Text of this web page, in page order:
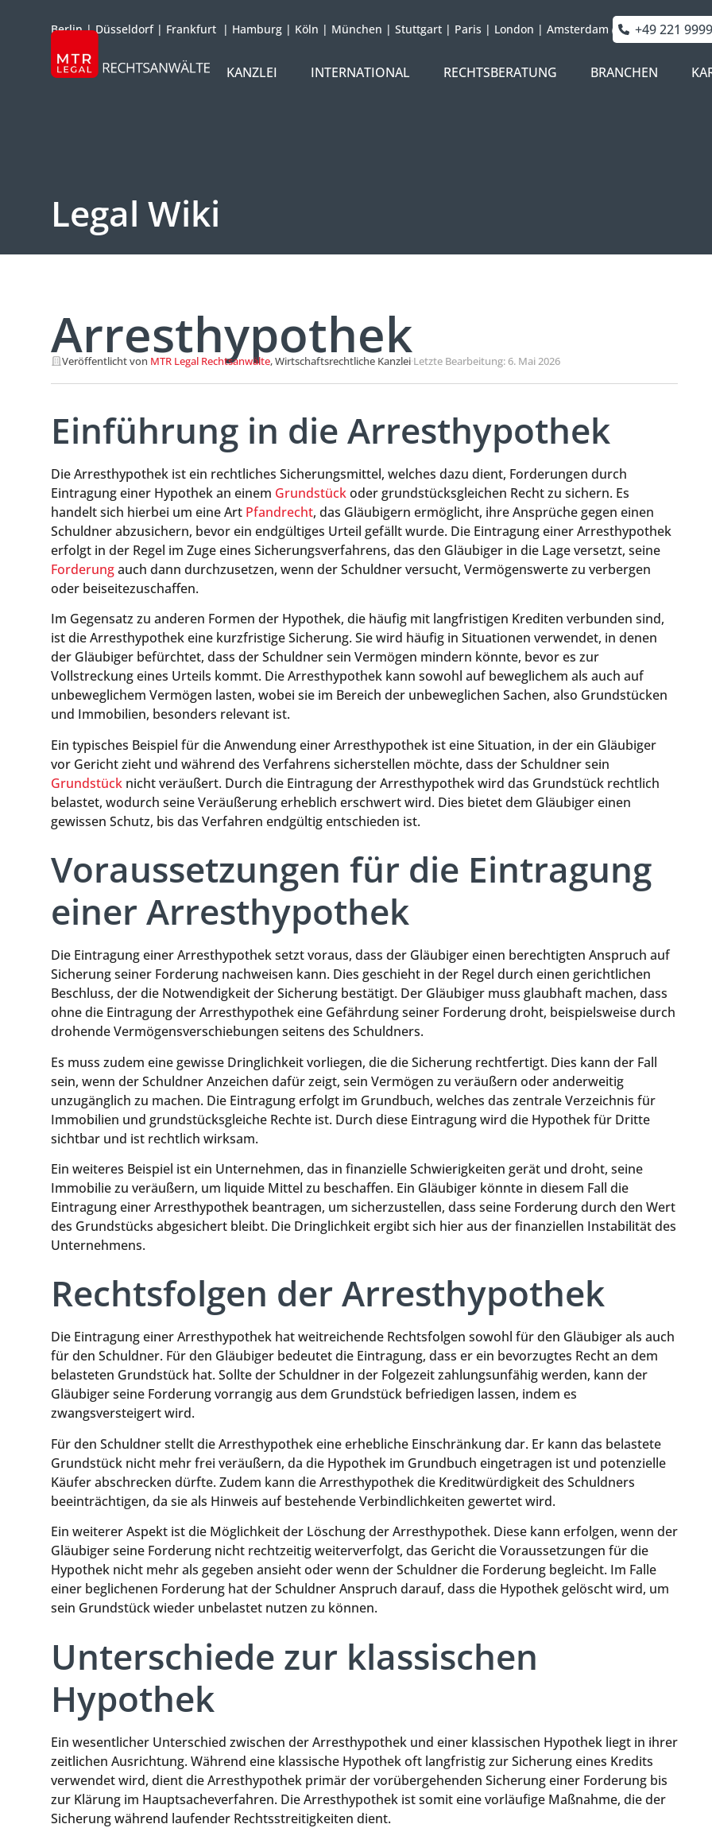
Berlin|Düsseldorf| Frankfurt | Hamburg | Köln | München | Stuttgart | Paris | London | Amsterdam +49 221
KANZLEI
INTERNATIONAL RECHTSBERATUNG BRANCHEN
Legal Wiki
Arresthypothek
Veröffentlicht von MTR Legal Rechtsanwälte, Wirtschaftsrechtliche Kanzlei·Letzte Bearbeitung: 6. Mai 2026
Einführung in die Arresthypothek
Die Arresthypothek ist ein rechtliches Sicherungsmittel, welches dazu dient, Forderungen durch
Eintragung einer Hypothek an einem Grundstückoder grundstücksgleichen Recht zu sichern. Es
handelt sich hierbei um eine Art Pfandrecht, das Gläubigern ermöglicht, ihre Ansprüche gegen einen
Schuldner abzusichern, bevor ein endgültiges Urteil gefällt wurde. Die Eintragung einer Arresthypothek
erfolgt in der Regel im Zuge eines Sicherungsverfahrens, das den Gläubiger in die Lage versetzt, seine
Forderungauch dann durchzusetzen, wenn der Schuldner versucht, Vermögenswerte zu verbergen
oder beiseitezuschaffen.
Im Gegensatz zu anderen Formen der Hypothek, die häufig mit langfristigen Krediten verbunden sind,
ist die Arresthypothek eine kurzfristige Sicherung. Sie wird häufig in Situationen verwendet, in denen
der Gläubiger befürchtet, dass der Schuldner sein Vermögen mindern könnte, bevor es zur
Vollstreckung eines Urteils kommt. Die Arresthypothek kann sowohl auf beweglichem als auch auf
unbeweglichem Vermögen lasten, wobei sie im Bereich der unbeweglichen Sachen, also Grundstücken
und Immobilien, besonders relevant ist.
Ein typisches Beispiel für die Anwendung einer Arresthypothek ist eine Situation, in der ein Gläubiger
vor Gericht zieht und während des Verfahrens sicherstellen möchte, dass der Schuldner sein
Grundstück nicht veräußert. Durch die Eintragung der Arresthypothek wird das Grundstück rechtlich
belastet, wodurch seine Veräußerung erheblich erschwert wird. Dies bietet dem Gläubiger einen
gewissen Schutz, bis das Verfahren endgültig entschieden ist.
Voraussetzungen für die Eintragung
einer Arresthypothek
Die Eintragung einer Arresthypothek setzt voraus, dass der Gläubiger einen berechtigten Anspruch auf
Sicherung seiner Forderung nachweisen kann. Dies geschieht in der Regel durch einen gerichtlichen
Beschluss, der die Notwendigkeit der Sicherung bestätigt. Der Gläubiger muss glaubhaft machen, dass
ohne die Eintragung der Arresthypothek eine Gefährdung seiner Forderung droht, beispielsweise durch
drohende Vermögensverschiebungen seitens des Schuldners.
Es muss zudem eine gewisse Dringlichkeit vorliegen, die die Sicherung rechtfertigt. Dies kann der Fall
sein, wenn der Schuldner Anzeichen dafür zeigt, sein Vermögen zu veräußern oder anderweitig
unzugänglich zu machen. Die Eintragung erfolgt im Grundbuch, welches das zentrale Verzeichnis für
Immobilien und grundstücksgleiche Rechte ist. Durch diese Eintragung wird die Hypothek für Dritte
sichtbar und ist rechtlich wirksam.
Ein weiteres Beispiel ist ein Unternehmen, das in finanzielle Schwierigkeiten gerät und droht, seine
Immobilie zu veräußern, um liquide Mittel zu beschaffen. Ein Gläubiger könnte in diesem Fall die
Eintragung einer Arresthypothek beantragen, um sicherzustellen, dass seine Forderung durch den Wert
des Grundstücks abgesichert bleibt. Die Dringlichkeit ergibt sich hier aus der finanziellen Instabilität des
Unternehmens.
Rechtsfolgen der Arresthypothek
Die Eintragung einer Arresthypothek hat weitreichende Rechtsfolgen sowohl für den Gläubiger als auch
für den Schuldner. Für den Gläubiger bedeutet die Eintragung, dass er ein bevorzugtes Recht an dem
belasteten Grundstück hat. Sollte der Schuldner in der Folgezeit zahlungsunfähig werden, kann der
Gläubiger seine Forderung vorrangig aus dem Grundstück befriedigen lassen, indem es
zwangsversteigert wird.
Für den Schuldner stellt die Arresthypothek eine erhebliche Einschränkung dar. Er kann das belastete
Grundstück nicht mehr frei veräußern, da die Hypothek im Grundbuch eingetragen ist und potenzielle
Käufer abschrecken dürfte. Zudem kann die Arresthypothek die Kreditwürdigkeit des Schuldners
beeinträchtigen, da sie als Hinweis auf bestehende Verbindlichkeiten gewertet wird.
Ein weiterer Aspekt ist die Möglichkeit der Löschung der Arresthypothek. Diese kann erfolgen, wenn der
Gläubiger seine Forderung nicht rechtzeitig weiterverfolgt, das Gericht die Voraussetzungen für die
Hypothek nicht mehr als gegeben ansieht oder wenn der Schuldner die Forderung begleicht. Im Falle
einer beglichenen Forderung hat der Schuldner Anspruch darauf, dass die Hypothek gelöscht wird, um
sein Grundstück wieder unbelastet nutzen zu können.
Unterschiede zur klassischen
Hypothek
Ein wesentlicher Unterschied zwischen der Arresthypothek und einer klassischen Hypothek liegt in ihrer
zeitlichen Ausrichtung. Während eine klassische Hypothek oft langfristig zur Sicherung eines Kredits
verwendet wird, dient die Arresthypothek primär der vorübergehenden Sicherung einer Forderung bis
zur Klärung im Hauptsacheverfahren. Die Arresthypothek ist somit eine vorläufige Maßnahme, die der
Sicherung während laufender Rechtsstreitigkeiten dient.